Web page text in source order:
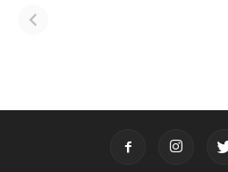
పితృదేవతల ఆశీర్వాదం